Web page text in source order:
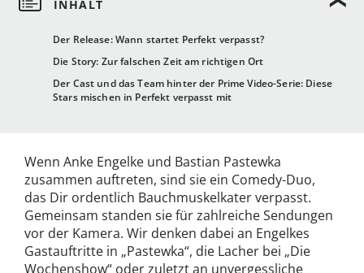
Der Release: Wann startet Perfekt verpasst?
Die Story: Zur falschen Zeit am richtigen Ort
Der Cast und das Team hinter der Prime Video-Serie: Diese
Stars mischen in Perfekt verpasst mit
Wenn Anke Engelke und Bastian Pastewka
zusammen auftreten, sind sie ein Comedy-Duo,
das Dir ordentlich Bauchmuskelkater verpasst.
Gemeinsam standen sie für zahlreiche Sendungen
vor der Kamera. Wir denken dabei an Engelkes
Gastauftritte in „Pastewka“, die Lacher bei „Die
Wochenshow“ oder zuletzt an unvergessliche